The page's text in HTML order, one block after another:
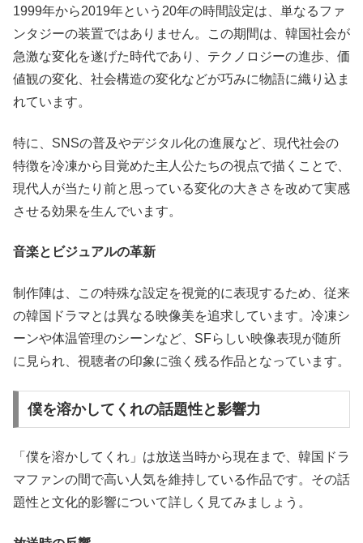
1999年から2019年という20年の時間設定は、単なるファ
ンタジーの装置ではありません。この期間は、韓国社会が
急激な変化を遂げた時代であり、テクノロジーの進歩、価
値観の変化、社会構造の変化などが巧みに物語に織り込ま
れています。
特に、SNSの普及やデジタル化の進展など、現代社会の
特徴を冷凍から目覚めた主人公たちの視点で描くことで、
現代人が当たり前と思っている変化の大きさを改めて実感
させる効果を生んでいます。
音楽とビジュアルの革新
制作陣は、この特殊な設定を視覚的に表現するため、従来
の韓国ドラマとは異なる映像美を追求しています。冷凍シ
ーンや体温管理のシーンなど、SFらしい映像表現が随所
に見られ、視聴者の印象に強く残る作品となっています。
僕を溶かしてくれの話題性と影響力
「僕を溶かしてくれ」は放送当時から現在まで、韓国ドラ
マファンの間で高い人気を維持している作品です。その話
題性と文化的影響について詳しく見てみましょう。